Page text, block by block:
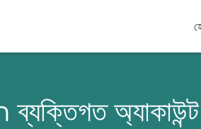
অ্যাকাউন্ট